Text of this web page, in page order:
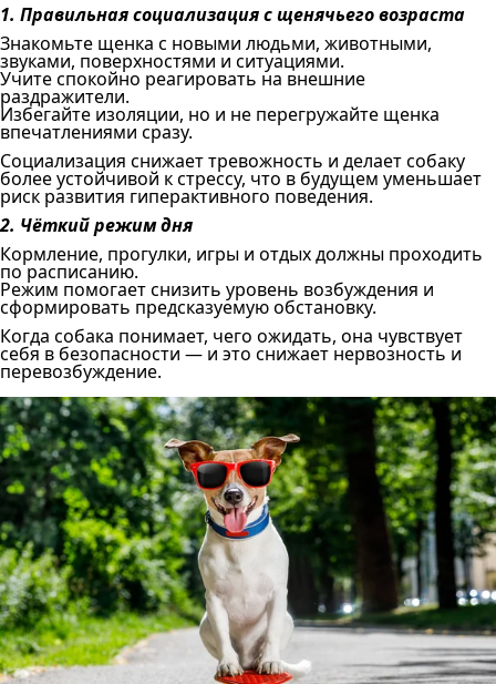
1. Правильная социализация с щенячьего возраста
Знакомьте щенка с новыми людьми, животными,
звуками, поверхностями и ситуациями.
Учите спокойно реагировать на внешние
раздражители.
Избегайте изоляции, но и не перегружайте щенка
впечатлениями сразу.
Социализация снижает тревожность и делает собаку
более устойчивой к стрессу, что в будущем уменьшает
риск развития гиперактивного поведения.
2. Чёткий режим дня
Кормление, прогулки, игры и отдых должны проходить
по расписанию.
Режим помогает снизить уровень возбуждения и
сформировать предсказуемую обстановку.
Когда собака понимает, чего ожидать, она чувствует
себя в безопасности — и это снижает нервозность и
перевозбуждение.